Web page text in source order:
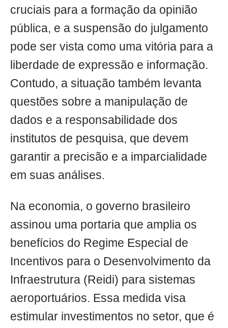
cruciais para a formação da opinião
pública, e a suspensão do julgamento
pode ser vista como uma vitória para a
liberdade de expressão e informação.
Contudo, a situação também levanta
questões sobre a manipulação de
dados e a responsabilidade dos
institutos de pesquisa, que devem
garantir a precisão e a imparcialidade
em suas análises.
Na economia, o governo brasileiro
assinou uma portaria que amplia os
benefícios do Regime Especial de
Incentivos para o Desenvolvimento da
Infraestrutura (Reidi) para sistemas
aeroportuários. Essa medida visa
estimular investimentos no setor, que é